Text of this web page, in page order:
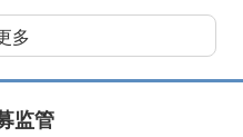
多
监管